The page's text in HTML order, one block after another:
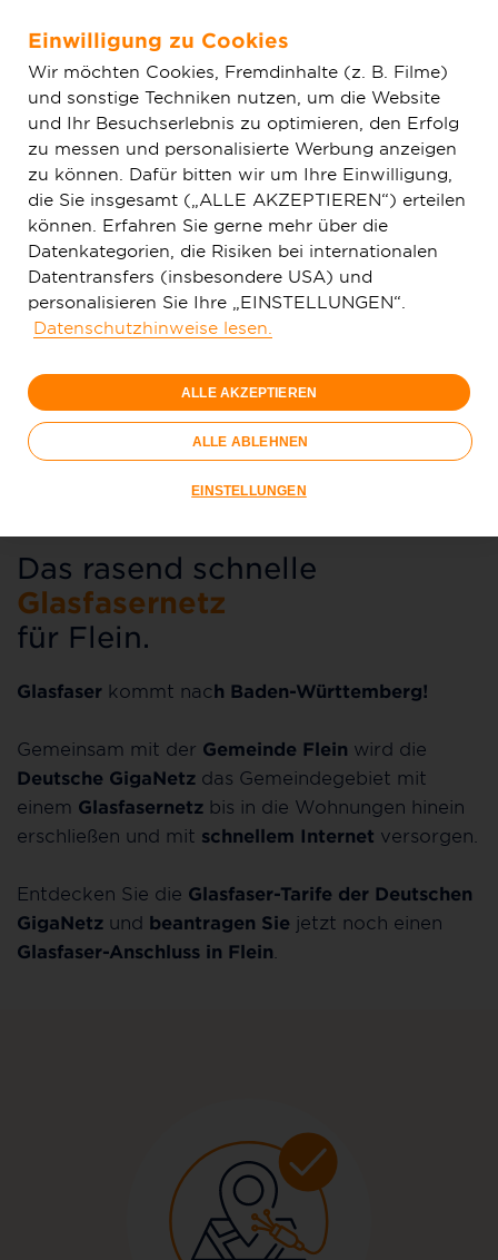
Zum Hauptinhalt springen
Glasfaser & Ausbau Ausbaugebiete
Württemberg
Flein
150 Mbit/s
29,99
€/Monat
Nur bis 15.09.
Jetzt bestellen
Glasfaser-
Das rasend schnelle
Glasfasernetz
für Flein.
Glasfaser kommt nach Baden-Württemberg!
Gemeinsam mit der Gemeinde Flein wird die
Deutsche GigaNetz das Gemeindegebiet mit
einem Glasfasernetz bis in die Wohnungen hinein
erschließen und mit schnellem Internet versorgen.
Entdecken Sie die Glasfaser-Tarife der Deutschen
GigaNetz und beantragen Sie jetzt noch einen
Glasfaser-Anschluss in Flein
Einwilligung zu Cookies
Wir möchten Cookies, Fremdinhalte (z. B. Filme)
und sonstige Techniken nutzen, um die Website
und Ihr Besuchserlebnis zu optimieren, den Erfolg
zu messen und personalisierte Werbung anzeigen
zu können. Dafür bitten wir um Ihre Einwilligung,
die Sie insgesamt („ALLE AKZEPTIEREN“) erteilen
können. Erfahren Sie gerne mehr über die
Datenkategorien, die Risiken bei internationalen
Datentransfers (insbesondere USA) und
personalisieren Sie Ihre „EINSTELLUNGEN“.
Datenschutzhinweise lesen.
ALLE AKZEPTIEREN
ALLE ABLEHNEN
EINSTELLUNGEN